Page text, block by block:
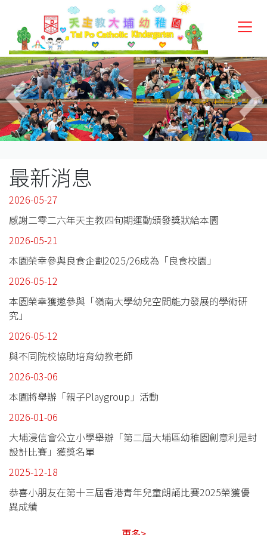
最新消息
2026-05-27
感謝二零二六年天主教四旬期運動頒發獎狀給本園
2026-05-21
本園榮幸參與良食企劃2025/26成為「良食校園」
2026-05-12
本園榮幸獲邀參與「嶺南大學幼兒空間能力發展的學術研
究」
2026-05-12
與不同院校協助培育幼教老師
2026-03-06
本園將舉辦「親子Playgroup」活動
2026-01-06
大埔浸信會公立小學舉辦「第二屆大埔區幼稚園創意利是封
設計比賽」獲獎名單
2025-12-18
恭喜小朋友在第十三屆香港青年兒童朗誦比賽2025榮獲優
異成績